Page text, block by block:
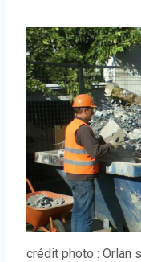
crédit photo : Orlan